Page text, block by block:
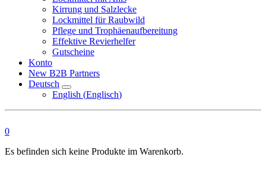
Kirrung und Salzlecke
Lockmittel für Raubwild
Pflege und Trophäenaufbereitung
Effektive Revierhelfer
Gutscheine
Konto
New B2B Partners
Deutsch
English (Englisch)
0
Es befinden sich keine Produkte im Warenkorb.